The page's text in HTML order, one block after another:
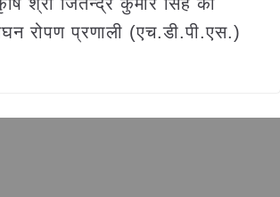
रोपण प्रणाली (एच.डी.पी.एस.)